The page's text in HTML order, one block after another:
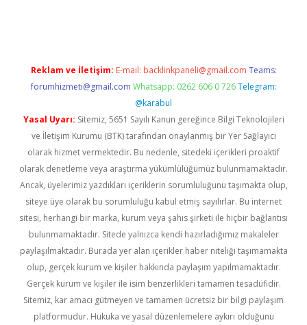
Reklam ve İletişim: E-mail: backlinkpaneli@gmail.com Teams:
forumhizmeti@gmail.com Whatsapp: 0262 606 0 726 Telegram:
@karabul
Yasal Uyarı: Sitemiz, 5651 Sayılı Kanun gereğince Bilgi Teknolojileri
ve İletişim Kurumu (BTK) tarafından onaylanmış bir Yer Sağlayıcı
olarak hizmet vermektedir. Bu nedenle, sitedeki içerikleri proaktif
olarak denetleme veya araştırma yükümlülüğümüz bulunmamaktadır.
Ancak, üyelerimiz yazdıkları içeriklerin sorumluluğunu taşımakta olup,
siteye üye olarak bu sorumluluğu kabul etmiş sayılırlar. Bu internet
sitesi, herhangi bir marka, kurum veya şahıs şirketi ile hiçbir bağlantısı
bulunmamaktadır. Sitede yalnızca kendi hazırladığımız makaleler
paylaşılmaktadır. Burada yer alan içerikler haber niteliği taşımamakta
olup, gerçek kurum ve kişiler hakkında paylaşım yapılmamaktadır.
Gerçek kurum ve kişiler ile isim benzerlikleri tamamen tesadüfidir.
Sitemiz, kar amacı gütmeyen ve tamamen ücretsiz bir bilgi paylaşım
platformudur. Hukuka ve yasal düzenlemelere aykırı olduğunu